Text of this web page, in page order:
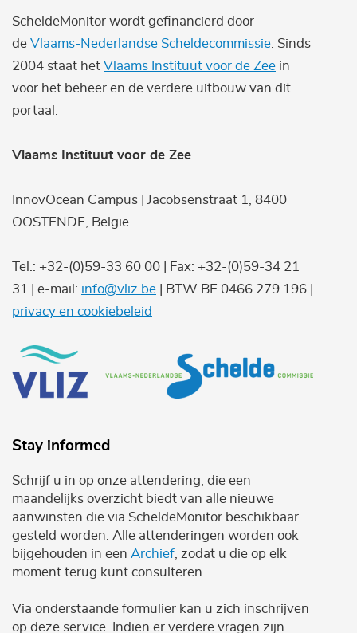
ScheldeMonitor wordt gefinancierd door
de Vlaams-Nederlandse Scheldecommissie . Sinds
2004 staat het Vlaams Instituut voor de Zee in
voor het beheer en de verdere uitbouw van dit
portaal.
Vlaams Instituut voor de Zee
InnovOcean Campus | Jacobsenstraat 1, 8400
OOSTENDE, België
Tel.: +32-(0)59-33 60 00 | Fax: +32-(0)59-34 21
31 | e-mail: info@vliz.be | BTW BE 0466.279.196 |
privacy en cookiebeleid
Stay informed
Schrijf u in op onze attendering, die een
maandelijks overzicht biedt van alle nieuwe
aanwinsten die via ScheldeMonitor beschikbaar
gesteld worden. Alle attenderingen worden ook
bijgehouden in een Archief , zodat u die op elk
moment terug kunt consulteren.
Via onderstaande formulier kan u zich inschrijven
op deze service. Indien er verdere vragen zijn